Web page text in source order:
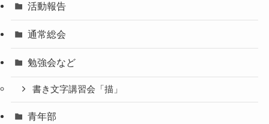
活動報告
通常総会
勉強会など
書き文字講習会「描」
青年部